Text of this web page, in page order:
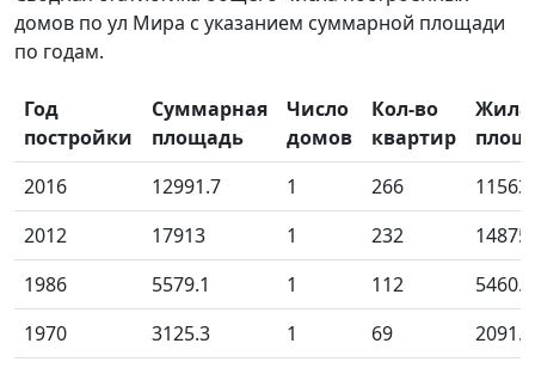
домов по ул Мира с указанием суммарной площади
по годам.
Год
постройки
Суммарная
площадь
Число
домов
Кол-во
квартир
2016
12991.7 1 266
2012
17913 1 232
1986
5579.1 1 112
1970
3125.3 1 69